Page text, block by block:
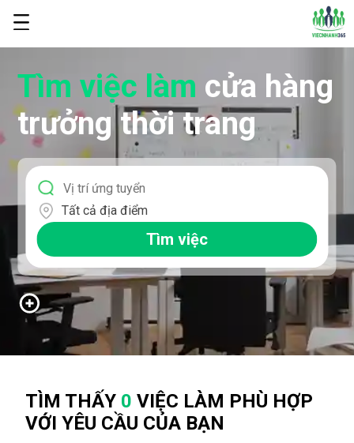
Tìm việc làm cửa hàng
trưởng thời trang
Tất cả địa điểm
Tìm việc
TÌM THẤY 0 VIỆC LÀM PHÙ HỢP
VỚI YÊU CẦU CỦA BẠN